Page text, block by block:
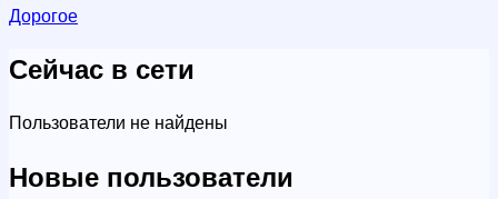
Дорогое
Сейчас в сети
Пользователи не найдены
Новые пользователи